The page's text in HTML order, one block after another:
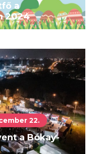
a
2024
22.
a Bókay-